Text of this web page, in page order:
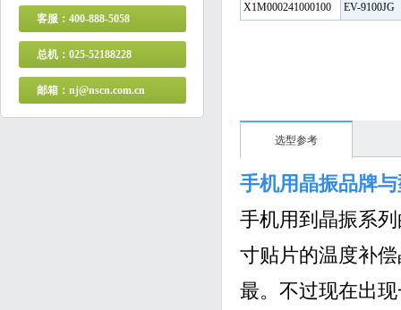
客服：400-888-5058
总机：025-52188228
邮箱：nj@nscn.com.cn
X1M000241000100
EV-9100JG
选型参考
手机用晶振品牌
手机用到晶振系
寸贴片的温度补
最。不过现在出